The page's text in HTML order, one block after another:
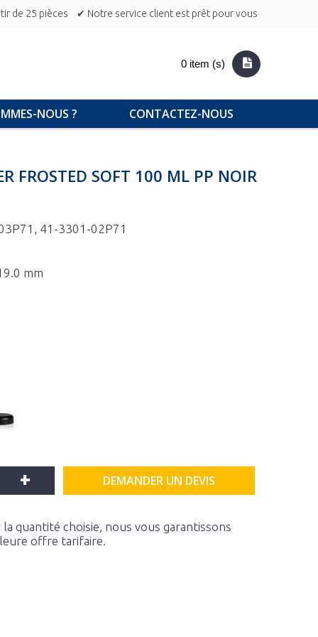
de 25 pièces ✔ Notre service client est prêt pour vous
0 item (s)
NOUS ? CONTACTEZ-NOUS
FROSTED SOFT 100 ML PP NOIR
41-3301-02P71
mm
+ DEMANDER UN DEVIS
quantité choisie, nous vous garantissons
offre tarifaire.